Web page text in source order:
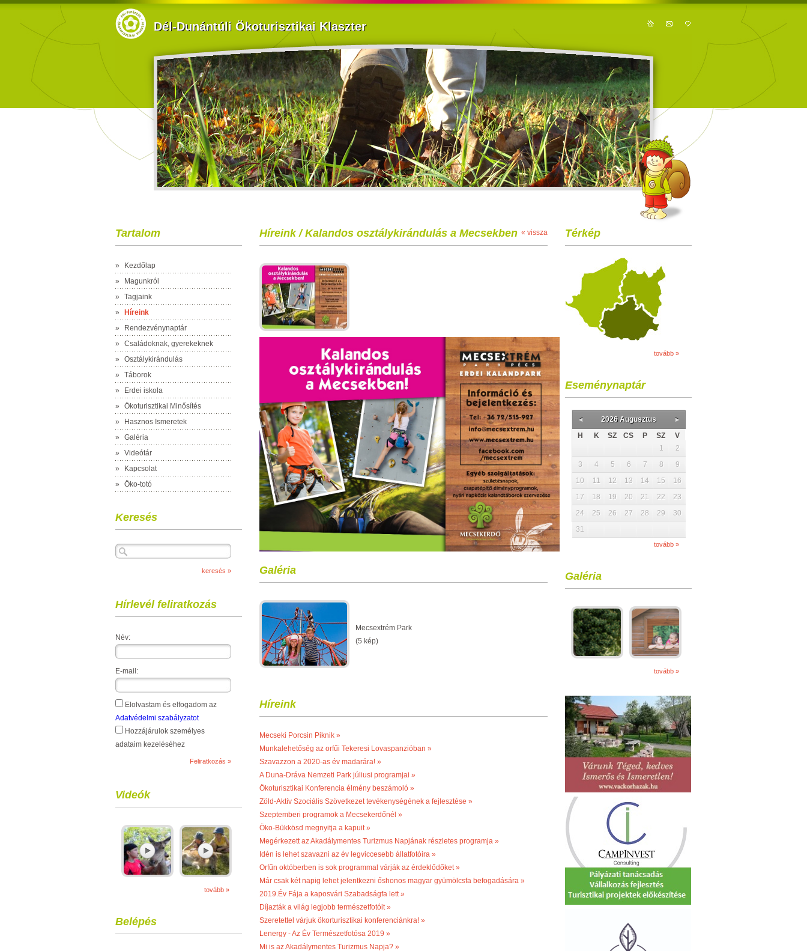
Dél-Dunántúli Ökoturisztikai Klaszter
Tartalom
»
Kezdőlap
»
Magunkról
»
Tagjaink
»
Híreink
»
Rendezvénynaptár
»
Családoknak, gyerekeknek
»
Osztálykirándulás
»
Táborok
»
Erdei iskola
»
Ökoturisztikai Minősítés
»
Hasznos Ismeretek
»
Galéria
»
Videótár
»
Kapcsolat
»
Öko-totó
Keresés
Hírlevél feliratkozás
Név:
E-mail:
Elolvastam és elfogadom az
Adatvédelmi szabályzatot
Hozzájárulok személyes
adataim kezeléséhez
Videók
tovább »
Belépés
« vissza
Híreink / Kalandos osztálykirándulás a Mecsekben
Galéria
Mecsextrém Park
(5 kép)
Híreink
Mecseki Porcsin Piknik »
Munkalehetőség az orfűi Tekeresi Lovaspanzióban »
Szavazzon a 2020-as év madarára! »
A Duna-Dráva Nemzeti Park júliusi programjai »
Ökoturisztikai Konferencia élmény beszámoló »
Zöld-Aktív Szociális Szövetkezet tevékenységének a fejlesztése »
Szeptemberi programok a Mecsekerdőnél »
Öko-Bükkösd megnyitja a kapuit »
Megérkezett az Akadálymentes Turizmus Napjának részletes programja »
Idén is lehet szavazni az év legviccesebb állatfotóira »
Orfűn októberben is sok programmal várják az érdeklődőket »
Már csak két napig lehet jelentkezni őshonos magyar gyümölcsfa befogadására »
2019.Év Fája a kaposvári Szabadságfa lett »
Díjazták a világ legjobb természetfotóit »
Szeretettel várjuk ökorturisztikai konferenciánkra! »
Lenergy - Az Év Természetfotósa 2019 »
Mi is az Akadálymentes Turizmus Napja? »
Térkép
tovább »
Eseménynaptár
2026 Augusztus
H
K SZ CS P SZ
V
1
2
3
4 5 6 7 8
9
10
11 12 13 14 15
16
17
18 19 20 21 22
23
24
25 26 27 28 29
30
31
tovább »
Galéria
tovább »